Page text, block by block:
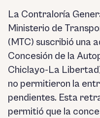
La Contraloría
Ministerio de
(MTC) suscribió una
Concesión de la
Chiclayo-La
no permitieron la
pendientes. Esta
permitió que la